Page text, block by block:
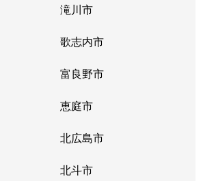
滝川市
歌志内市
富良野市
恵庭市
北広島市
北斗市